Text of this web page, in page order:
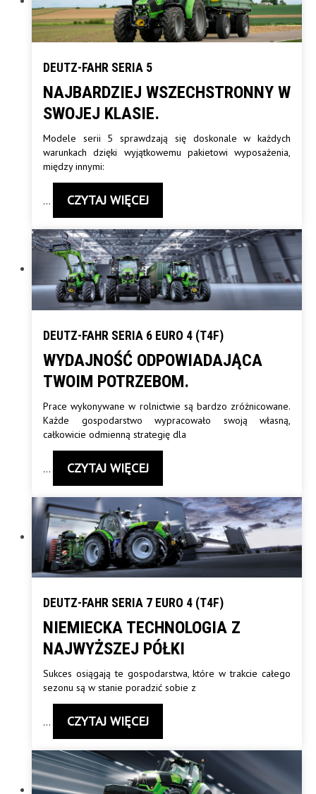
DEUTZ-FAHR SERIA 5
NAJBARDZIEJ WSZECHSTRONNY W
SWOJEJ KLASIE.
Modele serii 5 sprawdzają się doskonale w każdych
warunkach dzięki wyjątkowemu pakietowi wyposażenia,
między innymi:
… CZYTAJ WIĘCEJ
DEUTZ-FAHR SERIA 6 EURO 4 (T4F)
WYDAJNOŚĆ ODPOWIADAJĄCA
TWOIM POTRZEBOM.
Prace wykonywane w rolnictwie są bardzo zróżnicowane.
Każde gospodarstwo wypracowało swoją własną,
całkowicie odmienną strategię dla
… CZYTAJ WIĘCEJ
DEUTZ-FAHR SERIA 7 EURO 4 (T4F)
NIEMIECKA TECHNOLOGIA Z
NAJWYŻSZEJ PÓŁKI
Sukces osiągają te gospodarstwa, które w trakcie całego
sezonu są w stanie poradzić sobie z
… CZYTAJ WIĘCEJ